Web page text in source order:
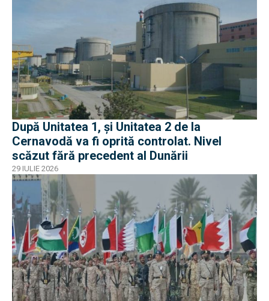
După Unitatea 1, și Unitatea 2 de la
Cernavodă va fi oprită controlat. Nivel
scăzut fără precedent al Dunării
29 IULIE 2026